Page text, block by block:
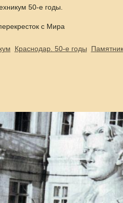
50-е годы.
с Мира
Краснодар. 50-е годы